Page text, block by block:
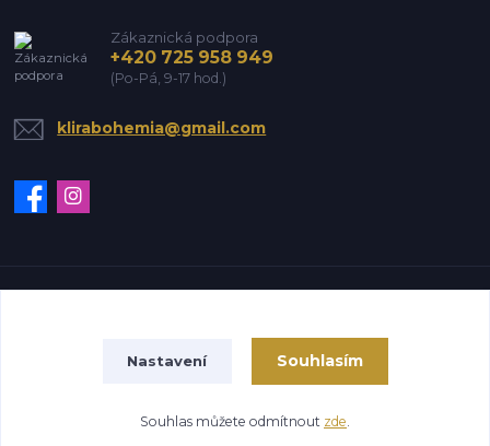
Zákaznická podpora
+420 725 958 949
(Po-Pá, 9-17 hod.)
klirabohemia@gmail.com
Nastavení Souhlasím
Souhlas můžete odmítnout zde